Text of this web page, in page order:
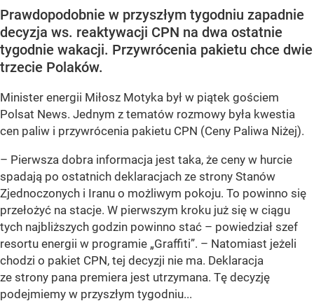
Prawdopodobnie w przyszłym tygodniu zapadnie
decyzja ws. reaktywacji CPN na dwa ostatnie
tygodnie wakacji. Przywrócenia pakietu chce dwie
trzecie Polaków.
Minister energii Miłosz Motyka był w piątek gościem
Polsat News. Jednym z tematów rozmowy była kwestia
cen paliw i przywrócenia pakietu CPN (Ceny Paliwa Niżej).
– Pierwsza dobra informacja jest taka, że ceny w hurcie
spadają po ostatnich deklaracjach ze strony Stanów
Zjednoczonych i Iranu o możliwym pokoju. To powinno się
przełożyć na stacje. W pierwszym kroku już się w ciągu
tych najbliższych godzin powinno stać – powiedział szef
resortu energii w programie „Graffiti”. – Natomiast jeżeli
chodzi o pakiet CPN, tej decyzji nie ma. Deklaracja
ze strony pana premiera jest utrzymana. Tę decyzję
podejmiemy w przyszłym tygodniu...